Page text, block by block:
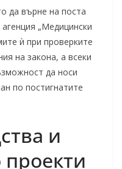
да върне на поста
„Медицински
ѝ при проверките
на закона, а всеки
да носи
по постигнатите
и